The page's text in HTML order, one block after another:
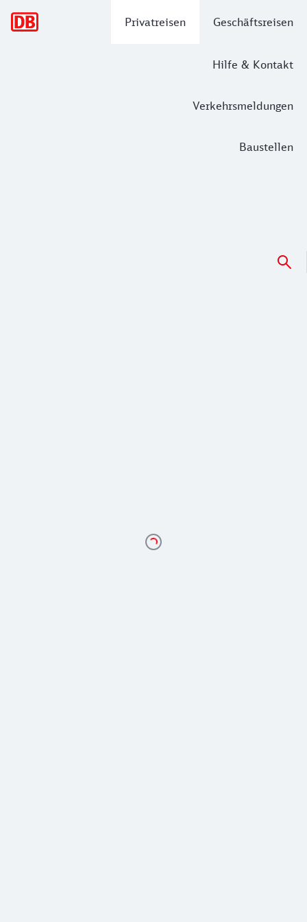
Privatreisen Geschäftsreisen
Hilfe & Kontakt
Verkehrsmeldungen
Baustellen